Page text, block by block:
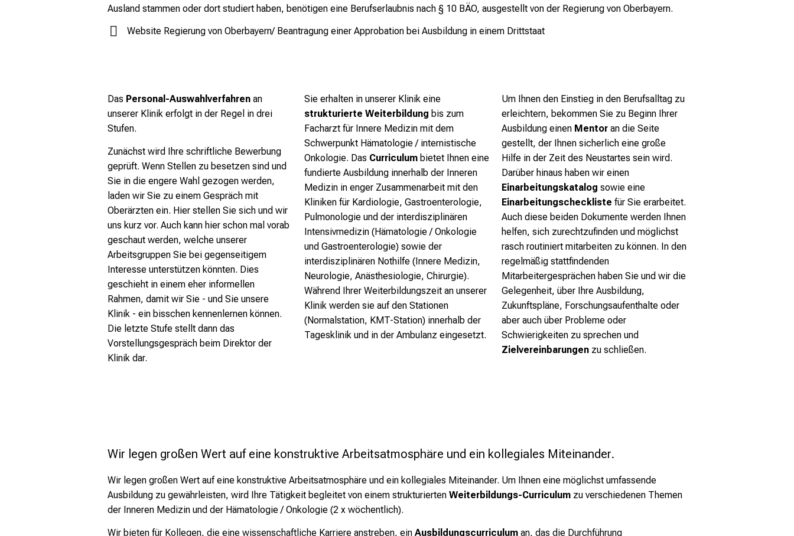
Ausland stammen oder dort studiert haben, benötigen eine Berufserlaubnis nach § 10 BÄO, ausgestellt von der Regierung von Oberbayern.
Website Regierung von Oberbayern/ Beantragung einer Approbation bei Ausbildung in einem Drittstaat
Das Personal-Auswahlverfahren an
unserer Klinik erfolgt in der Regel in drei
Stufen.
Zunächst wird Ihre schriftliche Bewerbung
geprüft. Wenn Stellen zu besetzen sind und
Sie in die engere Wahl gezogen werden,
laden wir Sie zu einem Gespräch mit
Oberärzten ein. Hier stellen Sie sich und wir
uns kurz vor. Auch kann hier schon mal vorab
geschaut werden, welche unserer
Arbeitsgruppen Sie bei gegenseitigem
Interesse unterstützen könnten. Dies
geschieht in einem eher informellen
Rahmen, damit wir Sie - und Sie unsere
Klinik - ein bisschen kennenlernen können.
Die letzte Stufe stellt dann das
Vorstellungsgespräch beim Direktor der
Klinik dar.
Sie erhalten in unserer Klinik eine
strukturierte Weiterbildung bis zum
Facharzt für Innere Medizin mit dem
Schwerpunkt Hämatologie / internistische
Onkologie. Das Curriculum bietet Ihnen eine
fundierte Ausbildung innerhalb der Inneren
Medizin in enger Zusammenarbeit mit den
Kliniken für Kardiologie, Gastroenterologie,
Pulmonologie und der interdisziplinären
Intensivmedizin (Hämatologie / Onkologie
und Gastroenterologie) sowie der
interdisziplinären Nothilfe (Innere Medizin,
Neurologie, Anästhesiologie, Chirurgie).
Während Ihrer Weiterbildungszeit an unserer
Klinik werden sie auf den Stationen
(Normalstation, KMT-Station) innerhalb der
Tagesklinik und in der Ambulanz eingesetzt.
Um Ihnen den Einstieg in den Berufsalltag zu
erleichtern, bekommen Sie zu Beginn Ihrer
Ausbildung einen Mentor an die Seite
gestellt, der Ihnen sicherlich eine große
Hilfe in der Zeit des Neustartes sein wird.
Darüber hinaus haben wir einen
Einarbeitungskatalog sowie eine
Einarbeitungscheckliste für Sie erarbeitet.
Auch diese beiden Dokumente werden Ihnen
helfen, sich zurechtzufinden und möglichst
rasch routiniert mitarbeiten zu können. In den
regelmäßig stattfindenden
Mitarbeitergesprächen haben Sie und wir die
Gelegenheit, über Ihre Ausbildung,
Zukunftspläne, Forschungsaufenthalte oder
aber auch über Probleme oder
Schwierigkeiten zu sprechen und
Zielvereinbarungen zu schließen.
Wir legen großen Wert auf eine konstruktive Arbeitsatmosphäre und ein kollegiales Miteinander.
Wir legen großen Wert auf eine konstruktive Arbeitsatmosphäre und ein kollegiales Miteinander. Um Ihnen eine möglichst umfassende
Ausbildung zu gewährleisten, wird Ihre Tätigkeit begleitet von einem strukturierten Weiterbildungs-Curriculum zu verschiedenen Themen
der Inneren Medizin und der Hämatologie / Onkologie (2 x wöchentlich).
Wir bieten für Kollegen, die eine wissenschaftliche Karriere anstreben, ein Ausbildungscurriculum an, das die Durchführung